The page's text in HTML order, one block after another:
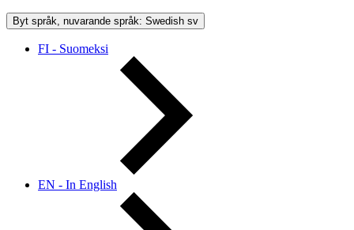
Byt språk, nuvarande språk: Swedish sv
FI - Suomeksi
EN - In English